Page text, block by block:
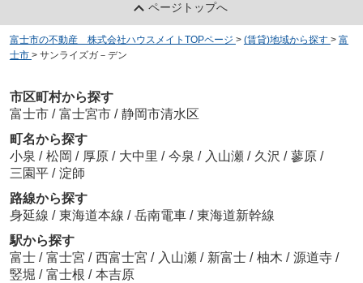
ページトップへ
富士市の不動産 株式会社ハウスメイトTOPページ > (賃貸)地域から探す > 富
士市 > サンライズガ－デン
市区町村から探す
富士市 / 富士宮市 / 静岡市清水区
町名から探す
小泉 / 松岡 / 厚原 / 大中里 / 今泉 / 入山瀬 / 久沢 / 蓼原 /
三園平 / 淀師
路線から探す
身延線 / 東海道本線 / 岳南電車 / 東海道新幹線
駅から探す
富士 / 富士宮 / 西富士宮 / 入山瀬 / 新富士 / 柚木 / 源道寺 /
竪堀 / 富士根 / 本吉原